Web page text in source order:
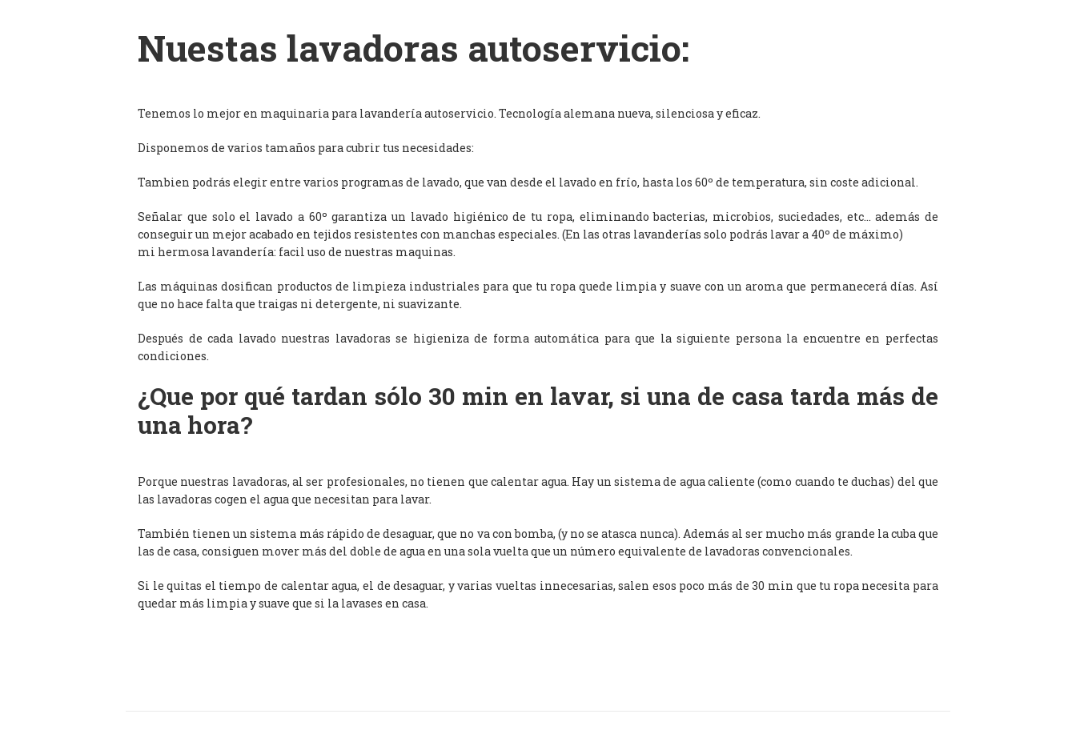
Nuestas lavadoras autoservicio:
Tenemos lo mejor en maquinaria para lavandería autoservicio. Tecnología alemana nueva, silenciosa y eficaz.
Disponemos de varios tamaños para cubrir tus necesidades:
Tambien podrás elegir entre varios programas de lavado, que van desde el lavado en frío, hasta los 60º de temperatura, sin coste adicional.
Señalar que solo el lavado a 60º garantiza un lavado higiénico de tu ropa, eliminando bacterias, microbios, suciedades, etc… además de
conseguir un mejor acabado en tejidos resistentes con manchas especiales. (En las otras lavanderías solo podrás lavar a 40º de máximo)
mi hermosa lavandería: facil uso de nuestras maquinas.
Las máquinas dosifican productos de limpieza industriales para que tu ropa quede limpia y suave con un aroma que permanecerá días. Así
que no hace falta que traigas ni detergente, ni suavizante.
Después de cada lavado nuestras lavadoras se higieniza de forma automática para que la siguiente persona la encuentre en perfectas
condiciones.
¿Que por qué tardan sólo 30 min en lavar, si una de casa tarda más de
una hora?
Porque nuestras lavadoras, al ser profesionales, no tienen que calentar agua. Hay un sistema de agua caliente (como cuando te duchas) del que
las lavadoras cogen el agua que necesitan para lavar.
También tienen un sistema más rápido de desaguar, que no va con bomba, (y no se atasca nunca). Además al ser mucho más grande la cuba que
las de casa, consiguen mover más del doble de agua en una sola vuelta que un número equivalente de lavadoras convencionales.
Si le quitas el tiempo de calentar agua, el de desaguar, y varias vueltas innecesarias, salen esos poco más de 30 min que tu ropa necesita para
quedar más limpia y suave que si la lavases en casa.